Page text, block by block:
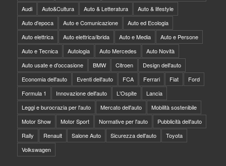
Audi
Auto&Cultura Auto & Letteratura
Auto & lifestyle
Auto d'epoca
Auto e Comunicazione
Auto ed Ecologia
Auto elettrica
Auto elettrica/ibrida Auto e Media
Auto e Persone
Auto e Tecnica
Autologia Auto Mercedes
Auto Novità
Auto usate e d'occasione
BMW Citroen
Design dell'auto
Economia dell'auto
Eventi dell'auto FCA Ferrari Fiat
Ford
Formula 1
Innovazione dell'auto L'Ospite
Lancia
Leggi e burocrazia per l'auto
Mercato dell'auto
Mobilità sostenibile
Motor Show
Motor Sport Normative per l'auto
Pubblicità dell'auto
Rally
Renault Salone Auto Sicurezza dell'auto
Toyota
Volkswagen